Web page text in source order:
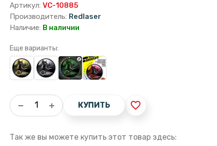
Артикул: VC-10885
Производитель: Redlaser
Наличие: В наличии
Еще варианты:
КУПИТЬ favorite_border
Так же вы можете купить этот товар здесь: